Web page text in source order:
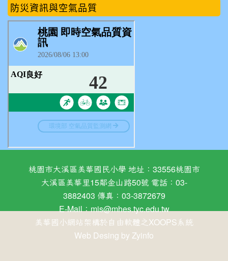
防災資訊與空氣品質
桃園市大溪區美華國民小學 地址：33556桃園市
大溪區美華里15鄰金山路50號 電話：03-
3882403 傳真：03-3872679
E-Mail：mis@mhes.tyc.edu.tw
美華國小網站架構於自由軟體之XOOPS系統
Web Desing by Zyinfo